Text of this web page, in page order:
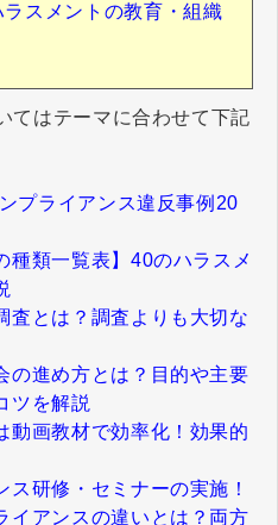
スメントの教育・組織
てはテーマに合わせて下記
プライアンス違反事例20
種類一覧表】40のハラスメ
査とは？調査よりも大切な
の進め方とは？目的や主要
ツを解説
動画教材で効率化！効果的
研修・セミナーの実施！
イアンスの違いとは？両方